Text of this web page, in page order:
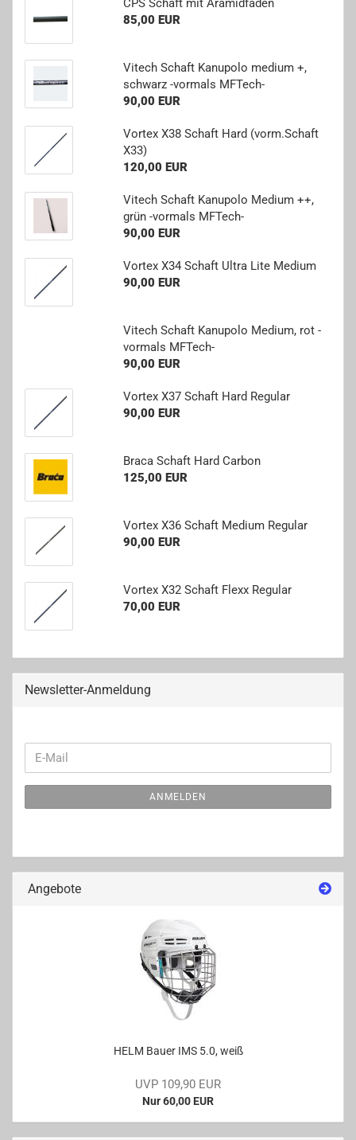
85,00 EUR
Vi­tech Schaft Ka­nu­po­lo me­di­um +,
schwarz -​vormals MFTech-​
90,00 EUR
Vor­tex X38 Schaft Hard (vorm.Schaft
X33)
120,00 EUR
Vi­tech Schaft Ka­nu­po­lo Me­di­um ++,
grün -​vormals MFTech-​
90,00 EUR
Vor­tex X34 Schaft Ultra Lite Me­di­um
90,00 EUR
Vi­tech Schaft Ka­nu­po­lo Me­di­um, rot -​
vormals MFTech-​
90,00 EUR
Vor­tex X37 Schaft Hard Re­gu­lar
90,00 EUR
Braca Schaft Hard Car­bon
125,00 EUR
Vor­tex X36 Schaft Me­di­um Re­gu­lar
90,00 EUR
Vor­tex X32 Schaft Flexx Re­gu­lar
70,00 EUR
Newsletter-Anmeldung
ZUR
NEWSLETTER-
E-
Mail
ANMELDEN
Angebote
HELM Bauer IMS 5.0, weiß
UVP 109,90 EUR
Nur 60,00 EUR